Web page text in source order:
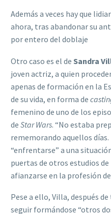
Además a veces hay que
ahora, tras abandonar su
por entero del doblaje
Otro caso es el de Sandra
joven actriz, a quien
apenas de formación en la
de su vida, en forma de
femenino de uno de los
de Star Wars. “No estaba
rememorando aquellos días.
“enfrentarse” a una
puertas de otros estudios
afianzarse en la profesión
Pese a ello, Villa, después
seguir formándose “otros